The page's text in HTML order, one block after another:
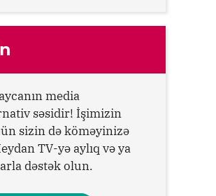
media
səsidir! İşimizin
sizin də köməyinizə
TV-yə aylıq və ya
dəstək olun.